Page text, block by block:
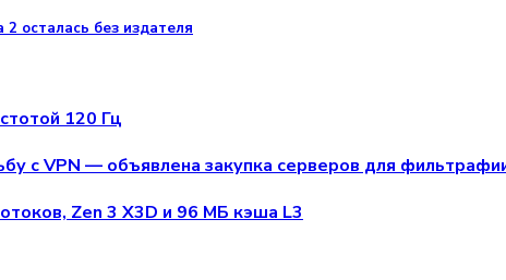
осталась без издателя
120 Гц
с VPN — объявлена закупка серверов для
Zen 3 X3D и 96 МБ кэша L3